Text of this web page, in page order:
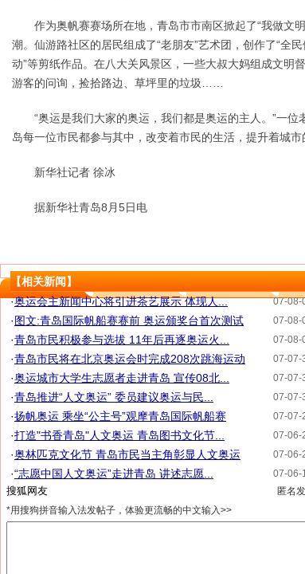
作为奥帆赛赛场所在地，青岛市市南区掀起了“我做文
潮。仙游路社区的居民组成了“老朋友”艺术团，创作了“全
动”等剪纸作品。在八大关风景区，一些大叔大妈组成文明
游客的问询，捡拾路边、草坪里的垃圾……
“奥运是我们大家的奥运，我们都是奥运的主人。”一位
岛每一位市民都参与其中，改变着市民的生活，提升着城市
新华社记者 徐冰
据新华社青岛8月5日电
【相关新闻】
07-08-
·奥运会主新闻中心将引进茶艺展示 体现人...
07-08-
·图文:青岛国际帆船赛赛前 奥运颁奖台首次测试
07-08-
·青岛市民积极参与选拔 11年后再逐奥运火...
07-07-
·青岛市民将在北京奥运会时完成208次跳海运动
07-07-
·奥运城市大学生志愿者走进青岛 宣传08北...
07-07-
·青岛推进“人文奥运” 委员建议奥运与民...
07-07-
·扬帆奥运 乘坐“公主号”观摩青岛国际帆船赛
07-06-
·打造"书香青岛"人文奥运 青岛图书文化节...
07-06-
·奥林匹克文化节 青岛市民当主角彰显人文奥运
07-06-
·“志愿中国人文奥运”走进青岛 讲述志愿...
匿名
*用搜狗拼音输入法发帖子，体验更流畅的中文输入>>